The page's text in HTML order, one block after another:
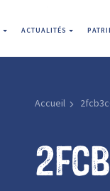
ACTUALITÉS
Accueil